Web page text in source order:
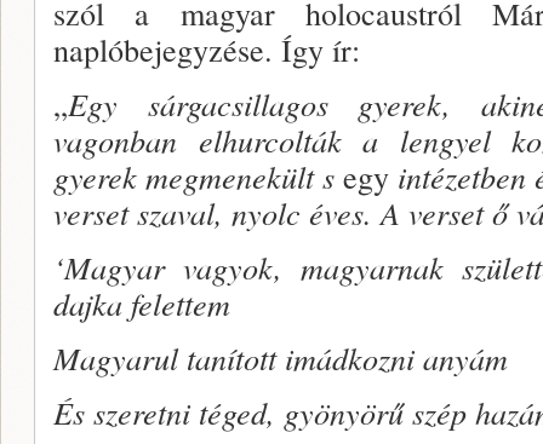
szól a ma­gyar holocaustról
naplóbejegyzése. Így ír:
„Egy sárgacsillagos gyerek,
vagonban elhur­colták a lengyel
gyerek megmenekült s egy intézet­ben
verset szaval, nyolc éves. A verset ő
‘Magyar vagyok, magyarnak
dajka felettem
Magyarul tanított imádkozni anyám
És szeretni téged, gyönyörű szép